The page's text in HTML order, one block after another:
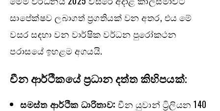
සාපේක්ෂව ලබාගත් ප්‍රගතියක් වන අතර, එය මේ
වසර සඳහා වන වාර්ෂික වර්ධන පුරෝකථන
පරාසයේ ඉහළම අගයයි.
චීන ආර්ථිකයේ ප්‍රධාන දත්ත කිහිපයක්:
සමස්ත ආර්ථික ධාරිතාව: චීන යුවාන් ට්‍රිලියන 140